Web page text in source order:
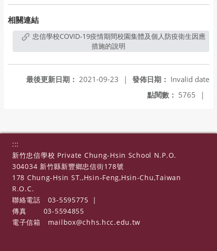
相關連結
措施的說明
發佈日期： Invalid date
最後更新日期： 2021-09-23
|
點閱數： 5765 |
:::
新竹忠信學校 Private Chung-Hsin School N.P.O.
304034 新竹縣新豐鄉忠信街178號
178 Chung-Hsin ST.,Hsin-Feng,Hsin-Chu,Taiwan
R.O.C.
聯絡電話
03-5595775
|
傳真
03-5594855
電子信箱
mailbox@chhs.hcc.edu.tw